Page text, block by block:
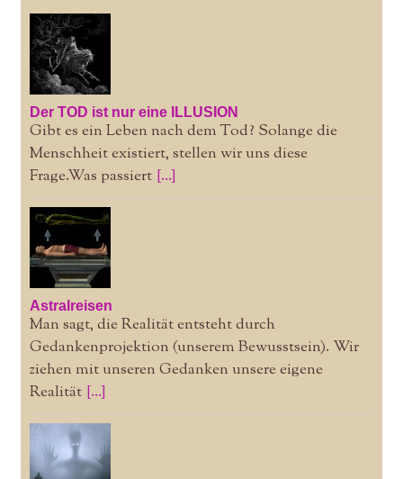
Der TOD ist nur eine ILLUSION
Gibt es ein Leben nach dem Tod? Solange die
Menschheit existiert, stellen wir uns diese
Frage.Was passiert [...]
Astralreisen
Man sagt, die Realität entsteht durch
Gedankenprojektion (unserem Bewusstsein). Wir
ziehen mit unseren Gedanken unsere eigene
Realität [...]